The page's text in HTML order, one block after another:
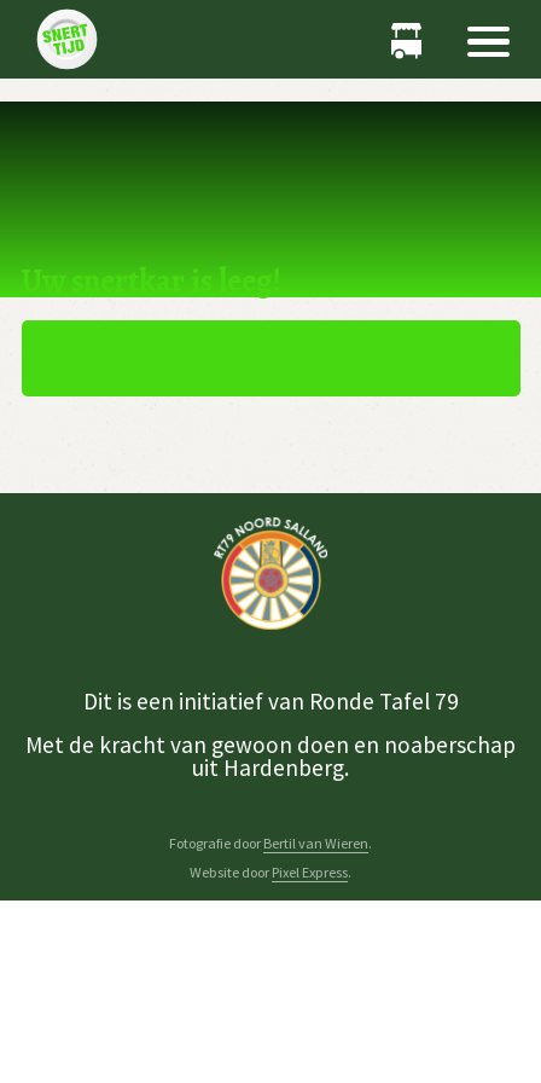
Dit product kan niet worden gekocht.
Uw snertkar is leeg!
Dit is een initiatief van Ronde Tafel 79
Met de kracht van gewoon doen en noaberschap
uit Hardenberg.
Fotografie door Bertil van Wieren.
Website door Pixel Express.